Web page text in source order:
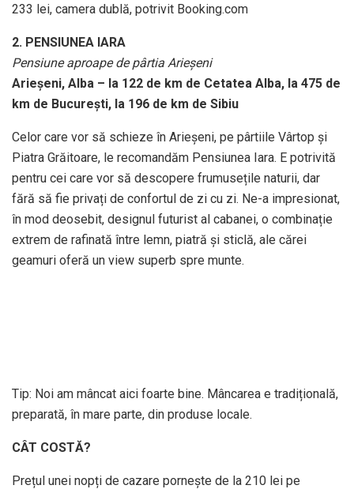
233 lei, camera dublă, potrivit Booking.com
2. PENSIUNEA IARA
Pensiune aproape de pârtia Arieșeni
Arieșeni, Alba – la 122 de km de Cetatea Alba, la 475 de
km de București, la 196 de km de Sibiu
Celor care vor să schieze în Arieșeni, pe pârtiile Vârtop și
Piatra Grăitoare, le recomandăm Pensiunea Iara. E potrivită
pentru cei care vor să descopere frumusețile naturii, dar
fără să fie privați de confortul de zi cu zi. Ne-a impresionat,
în mod deosebit, designul futurist al cabanei, o combinație
extrem de rafinată între lemn, piatră și sticlă, ale cărei
geamuri oferă un view superb spre munte.
Tip: Noi am mâncat aici foarte bine. Mâncarea e tradițională,
preparată, în mare parte, din produse locale.
CÂT COSTĂ?
Prețul unei nopți de cazare pornește de la 210 lei pe